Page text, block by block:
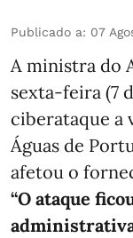
Publicado a: 07
A ministra do
sexta-feira (7
ciberataque a
Águas de
afetou o
“O ataque